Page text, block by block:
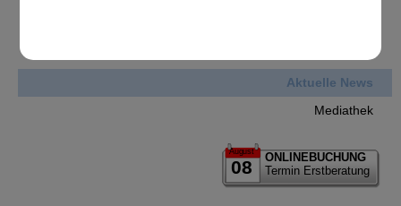
Aktuelle News
Mediathek
August
08
ONLINEBUCHUNG
Termin Erstberatung